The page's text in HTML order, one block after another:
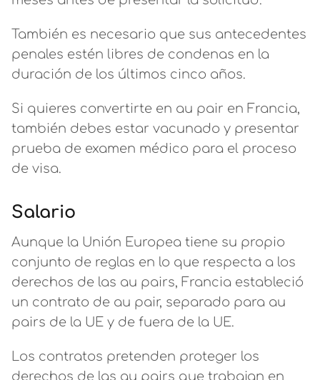
También es necesario que sus antecedentes
penales estén libres de condenas en la
duración de los últimos cinco años.
Si quieres convertirte en au pair en Francia,
también debes estar vacunado y presentar
prueba de examen médico para el proceso
de visa.
Salario
Aunque la Unión Europea tiene su propio
conjunto de reglas en lo que respecta a los
derechos de las au pairs, Francia estableció
un contrato de au pair, separado para au
pairs de la UE y de fuera de la UE.
Los contratos pretenden proteger los
derechos de las au pairs que trabajan en